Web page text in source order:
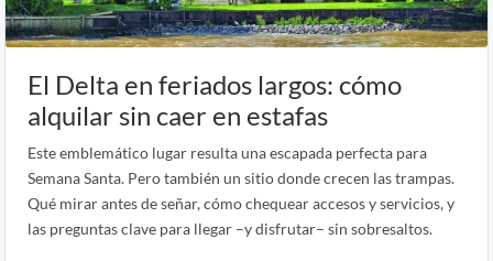
El Delta en feriados largos: cómo
alquilar sin caer en estafas
Este emblemático lugar resulta una escapada perfecta para
Semana Santa. Pero también un sitio donde crecen las trampas.
Qué mirar antes de señar, cómo chequear accesos y servicios, y
las preguntas clave para llegar –y disfrutar– sin sobresaltos.